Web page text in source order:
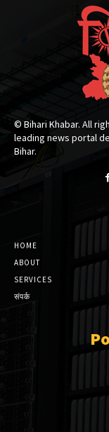
© Bihari Khabar. All
leading news portal
Bihar.
HOME
ABOUT
SERVICES
संपर्क